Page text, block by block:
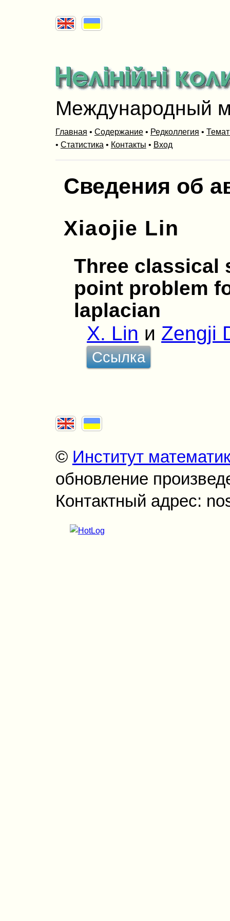
Международный
Главная • Содержание• Редколлегия •
• Статистика • Контакты • Вход
Сведения об
Xiaojie Lin
Three classical
point problem
laplacian
X. Lin и Zengji
Ссылка
© Институт
обновление
Контактный адрес: